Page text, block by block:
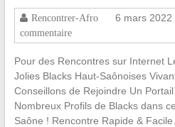
Rencontrer-Afro 6 mars 2022
commentaire
Pour des Rencontres sur Internet
Jolies Blacks Haut-Saônoises
Conseillons de Rejoindre Un
Nombreux Profils de Blacks dans
Saône ! Rencontre Rapide &